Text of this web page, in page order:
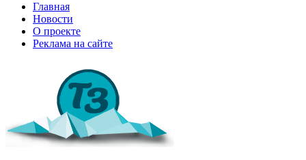
Главная
Новости
О проекте
Реклама на сайте